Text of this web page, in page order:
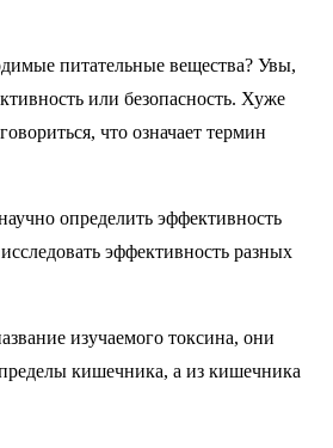
питательные вещества? Увы,
или безопасность. Хуже
что означает термин
определить эффективность
эффективность разных
изучаемого токсина, они
кишечника, а из кишечника